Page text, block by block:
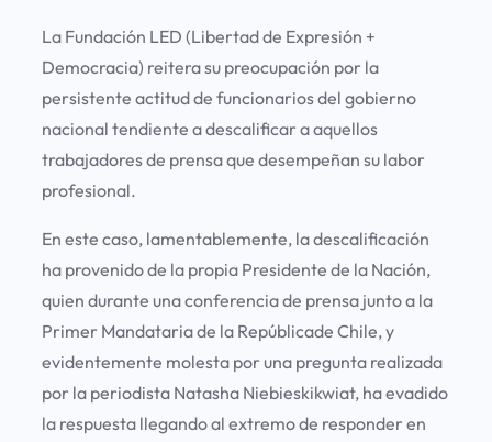
La Fundación LED (Libertad de Expresión +
Democracia) reitera su preocupación por la
persistente actitud de funcionarios del gobierno
nacional tendiente a descalificar a aquellos
trabajadores de prensa que desempeñan su labor
profesional.
En este caso, lamentablemente, la descalificación
ha provenido de la propia Presidente de la Nación,
quien durante una conferencia de prensa junto a la
Primer Mandataria de la Repúblicade Chile, y
evidentemente molesta por una pregunta realizada
por la periodista Natasha Niebieskikwiat, ha evadido
la respuesta llegando al extremo de responder en